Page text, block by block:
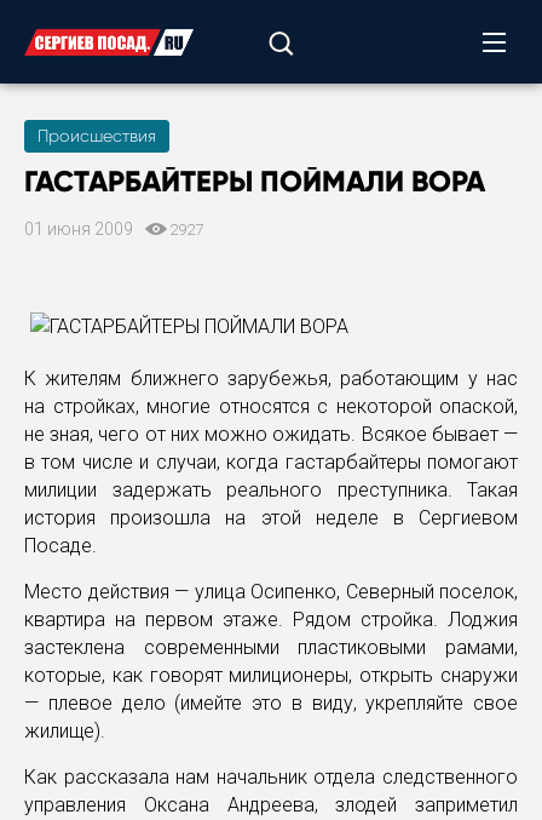
Происшествия
ГАСТАРБАЙТЕРЫ ПОЙМАЛИ ВОРА
01 июня 2009 2927
К жителям ближнего зарубежья, работающим у нас
на стройках, многие относятся с некоторой опаской,
не зная, чего от них можно ожидать. Всякое бывает —
в том числе и случаи, когда гастарбайтеры помогают
милиции задержать реального преступника. Такая
история произошла на этой неделе в Сергиевом
Посаде.
Место действия — улица Осипенко, Северный поселок,
квартира на первом этаже. Рядом стройка. Лоджия
застеклена современными пластиковыми рамами,
которые, как говорят милиционеры, открыть снаружи
— плевое дело (имейте это в виду, укрепляйте свое
жилище).
Как рассказала нам начальник отдела следственного
управления Оксана Андреева, злодей заприметил